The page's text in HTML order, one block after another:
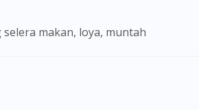
makan, loya, muntah